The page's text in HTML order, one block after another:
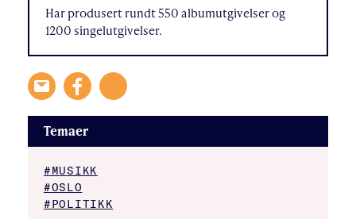
Har produsert rundt 550 albumutgivelser og
1200 singelutgivelser.
Temaer
#MUSIKK
#OSLO
#POLITIKK